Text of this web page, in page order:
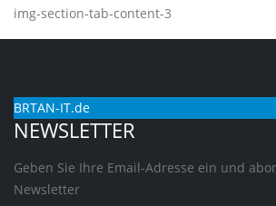
img-section-tab-content-3
BRTAN-IT.de
NEWSLETTER
Geben Sie Ihre Email-Adresse ein und
Newsletter